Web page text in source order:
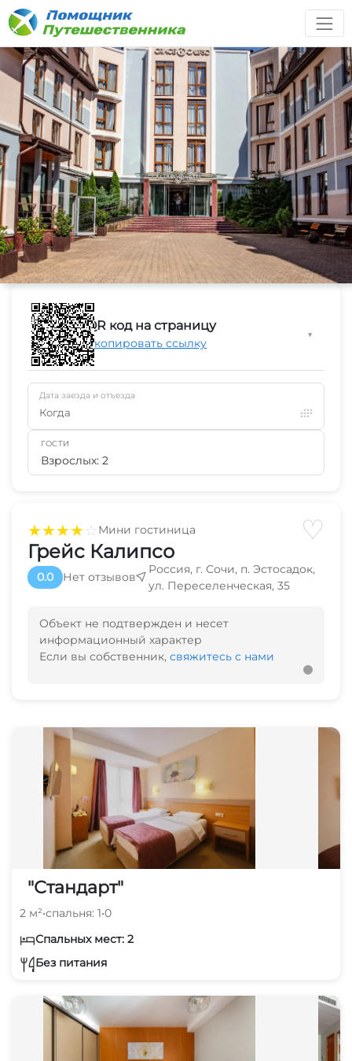
★★★★☆Мини гостиница ♡
Грейс Калипсо
0.0 Нет отзывов
Россия, г. Сочи, п. Эстосадок,
ул. Переселенческая, 35
Объект не подтвержден и несет
информационный характер
Если вы собственник, свяжитесь с нами
"Стандарт"
2 м²•спальня: 1•0
Спальных мест: 2
Без питания
QR код на страницу
Скопировать ссылку
▼
Дата заезда и отъезда
Когда
ГОСТИ
Взрослых: 2